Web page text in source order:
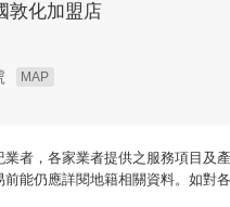
敦化加盟店
MAP
者，各家業者提供之服務項目
能仍應詳閱地籍相關資料。如對